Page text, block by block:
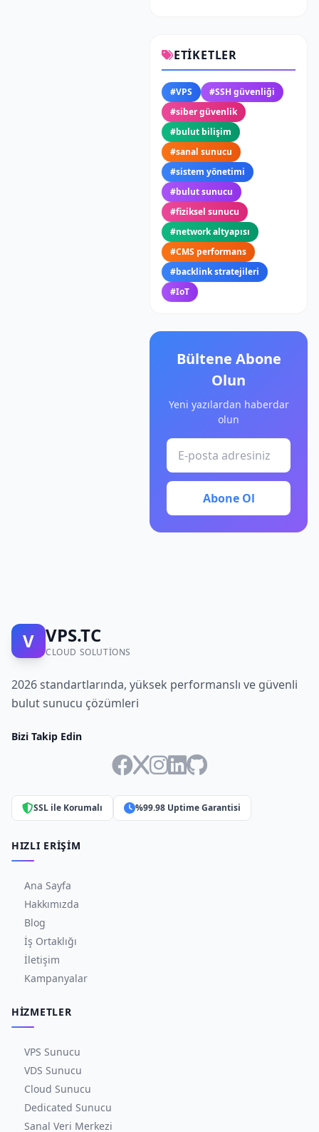
ETIKETLER
#VPS #SSH güvenliği
#siber güvenlik
#bulut bilişim
#sanal sunucu
#sistem yönetimi
#bulut sunucu
#fiziksel sunucu
#network altyapısı
#CMS performans
#backlink stratejileri
#IoT
Bültene Abone
Olun
Yeni yazılardan haberdar
olun
Abone Ol
V VPS.TC
CLOUD SOLUTIONS
2026 standartlarında, yüksek performanslı ve güvenli
bulut sunucu çözümleri
Bizi Takip Edin
SSL ile Korumalı %99.98 Uptime Garantisi
HIZLI ERIŞIM
Ana Sayfa
Hakkımızda
Blog
İş Ortaklığı
İletişim
Kampanyalar
HIZMETLER
VPS Sunucu
VDS Sunucu
Cloud Sunucu
Dedicated Sunucu
Sanal Veri Merkezi